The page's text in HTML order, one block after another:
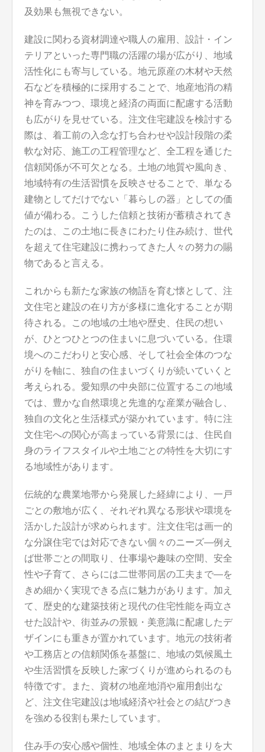
及効果も無視できない。
建設に関わる資材調達や職人の雇用、設計・イン
テリアといった専門職の活躍の場が広がり、地域
活性化にも寄与している。地元原産の木材や天然
石などを積極的に採用することで、地産地消の精
神を育みつつ、環境と経済の両面に配慮する活動
も広がりを見せている。注文住宅建設を検討する
際は、着工前の入念な打ち合わせや設計段階の柔
軟な対応、施工の工程管理など、全工程を通じた
信頼関係が不可欠となる。土地の地質や風向き、
地域特有の生活習慣を反映させることで、単なる
建物としてだけでない「暮らしの器」としての価
値が備わる。こうした信頼と技術が蓄積されてき
たのは、この土地に長きにわたり住み続け、世代
を超えて住宅建設に携わってきた人々の努力の賜
物であると言える。
これからも新たな家族の物語を育む懐として、注
文住宅と建設の在り方が多様に進化することが期
待される。この地域の土地や歴史、住民の想い
が、ひとつひとつの住まいに息づいている。住環
境へのこだわりと安心感、そして社会全体のつな
がりを軸に、独自の住まいづくりが続いていくと
考えられる。愛知県の中央部に位置するこの地域
では、豊かな自然環境と先進的な産業が融合し、
独自の文化と生活様式が築かれています。特に注
文住宅への関心が高まっている背景には、住民自
身のライフスタイルや土地ごとの特性を大切にす
る地域性があります。
伝統的な農業地帯から発展した経緯により、一戸
ごとの敷地が広く、それぞれ異なる形状や環境を
活かした設計が求められます。注文住宅は画一的
な分譲住宅では対応できない個々のニーズ―例え
ば世帯ごとの間取り、仕事場や趣味の空間、安全
性や子育て、さらには二世帯同居の工夫まで―を
きめ細かく実現できる点に魅力があります。加え
て、歴史的な建築技術と現代の住宅性能を両立さ
せた設計や、街並みの景観・美意識に配慮したデ
ザインにも重きが置かれています。地元の技術者
や工務店との信頼関係を基盤に、地域の気候風土
や生活習慣を反映した家づくりが進められるのも
特徴です。また、資材の地産地消や雇用創出な
ど、注文住宅建設は地域経済や社会との結びつき
を強める役割も果たしています。
住み手の安心感や個性、地域全体のまとまりを大